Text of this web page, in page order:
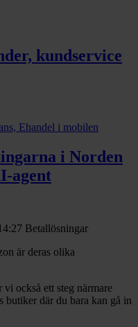
kundservice
Ehandel i mobilen
i Norden
agent
Betallösningar
är deras olika
vi också ett steg närmare
butiker där du bara kan gå in